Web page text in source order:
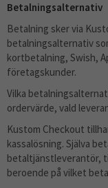
Betalningsalternativ
Betalning sker via
betalningsalternativ
kortbetalning, Swish,
företagskunder.
Vilka
ordervärde, vald
Kustom Checkout
kassalösning. Själva
betaltjänstleverantör,
beroende på vilket